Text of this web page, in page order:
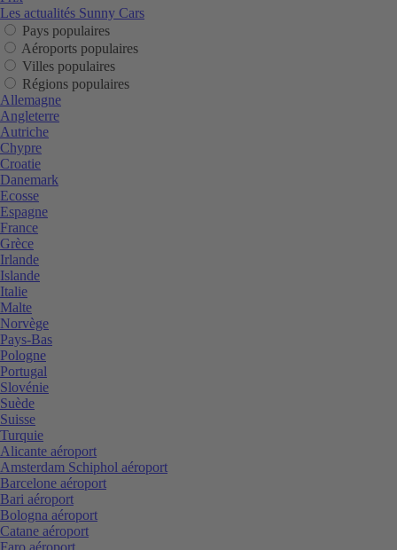
Les actualités Sunny Cars
Pays populaires
Aéroports populaires
Villes populaires
Régions populaires
Allemagne
Angleterre
Autriche
Chypre
Croatie
Danemark
Ecosse
Espagne
France
Grèce
Irlande
Islande
Italie
Malte
Norvège
Pays-Bas
Pologne
Portugal
Slovénie
Suède
Suisse
Turquie
Alicante aéroport
Amsterdam Schiphol aéroport
Barcelone aéroport
Bari aéroport
Bologna aéroport
Catane aéroport
Faro aéroport